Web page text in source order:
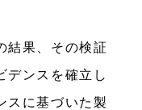
結果、その検証
デンスを確立し
スに基づいた製